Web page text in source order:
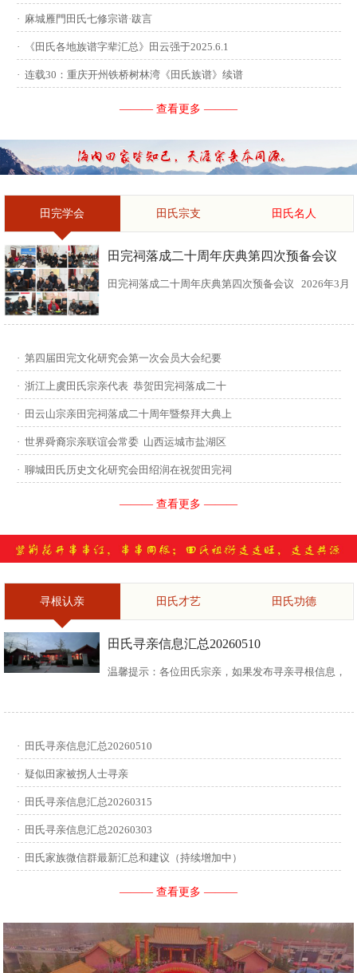
· 麻城雁門田氏七修宗谱·跋言
· 《田氏各地族谱字辈汇总》田云强于2025.6.1
· 连载30：重庆开州铁桥树林湾《田氏族谱》续谱
——— 查看更多 ———
田完学会 田氏宗支 田氏名人
田完祠落成二十周年庆典第四次预备会议
田完祠落成二十周年庆典第四次预备会议 2026年3月
祖”第四次预备会议。 常务副会长田传灿宗亲主持会
议...
· 第四届田完文化研究会第一次会员大会纪要
· 浙江上虞田氏宗亲代表 恭贺田完祠落成二十
· 田云山宗亲田完祠落成二十周年暨祭拜大典上
· 世界舜裔宗亲联谊会常委 山西运城市盐湖区
· 聊城田氏历史文化研究会田绍润在祝贺田完祠
——— 查看更多 ———
寻根认亲 田氏才艺 田氏功德
田氏寻亲信息汇总20260510
温馨提示：各位田氏宗亲，如果发布寻亲寻根信息，
讳，迁居前字辈和迁居后历次新续的字辈，分迁族人
迁居地，因何原因迁居等。最后别忘了留下联系人和
联系方式。 没有家谱的问问族中老年人口耳相传的信
息有哪些，有家谱请把家谱中的信息简...
· 田氏寻亲信息汇总20260510
· 疑似田家被拐人士寻亲
· 田氏寻亲信息汇总20260315
· 田氏寻亲信息汇总20260303
· 田氏家族微信群最新汇总和建议（持续增加中）
——— 查看更多 ———